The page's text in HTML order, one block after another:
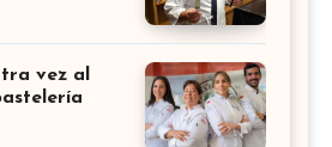
vez al